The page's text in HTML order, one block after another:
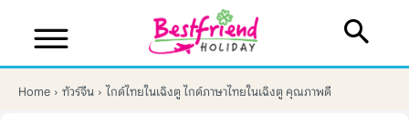
Home ทัวร์จีน ไกด์ไทยในเฉิงตู ไกด์ภาษาไทยในเฉิงตู คุณภาพดี